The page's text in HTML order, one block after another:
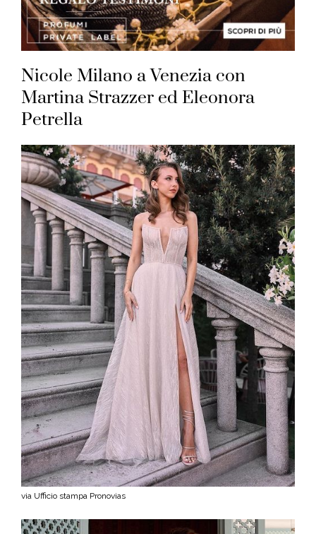
Nicole Milano a Venezia con
Martina Strazzer ed Eleonora
Petrella
via Ufficio stampa Pronovias